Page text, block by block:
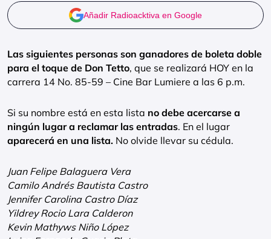
Añadir Radioacktiva en Google
Las siguientes personas son ganadores de boleta doble
para el toque de Don Tetto, que se realizará HOY en la
carrera 14 No. 85-59 – Cine Bar Lumiere a las 6 p.m.
Si su nombre está en esta lista no debe acercarse a
ningún lugar a reclamar las entradas. En el lugar
aparecerá en una lista. No olvide llevar su cédula.
Juan Felipe Balaguera Vera
Camilo Andrés Bautista Castro
Jennifer Carolina Castro Díaz
Yildrey Rocio Lara Calderon
Kevin Mathyws Niño López